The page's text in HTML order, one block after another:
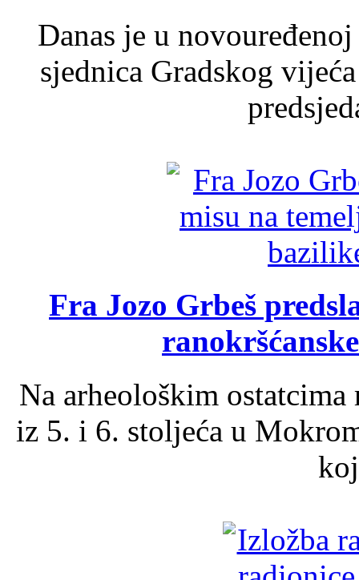
Danas je u
sjednica Gradskog
Fra Jozo Grbeš
Na arheološkim
iz 5. i 6. stoljeća u